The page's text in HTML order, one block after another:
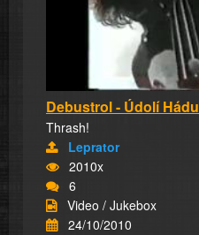
Debustrol - Údolí Hádu
Thrash!
Leprator
2010x
6
Video / Jukebox
24/10/2010